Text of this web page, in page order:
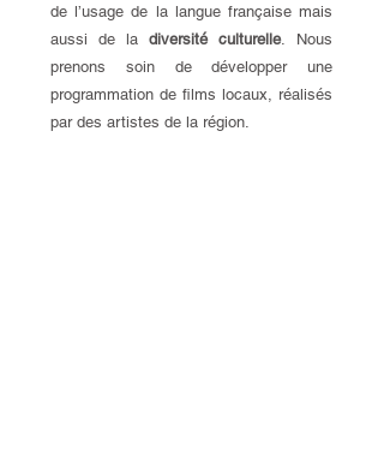
de l’usage de la langue française mais
aussi de la diversité culturelle. Nous
prenons soin de développer une
programmation de films locaux, réalisés
par des artistes de la région.